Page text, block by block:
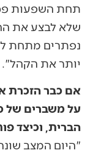
תחת השפעות
שלא לבצע את
נפתרים מתחת
יותר את הקהל".
אם כבר הזכרת
על משברים של
הברית, וכיצד
"היום המצב